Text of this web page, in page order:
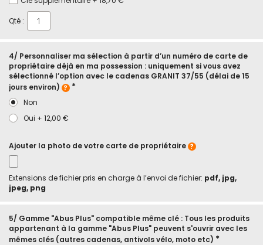
Qté :
4/ Personnaliser ma sélection à partir d’un numéro de carte de
propriétaire déjà en ma possession : uniquement si vous avez
sélectionné l’option avec le cadenas GRANIT 37/55 (délai de 15
jours environ)
Non
Oui + 12,00 €
Ajouter la photo de votre carte de propriétaire
Extensions de fichier pris en charge à l’envoi de fichier: pdf, jpg,
jpeg, png
5/ Gamme "Abus Plus" compatible même clé : Tous les produits
appartenant à la gamme "Abus Plus" peuvent s'ouvrir avec les
mêmes clés (autres cadenas, antivols vélo, moto etc)